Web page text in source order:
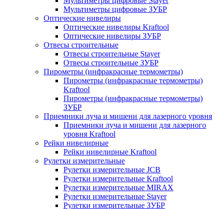
Мультиметры цифровые ЗУБР
Оптические нивелиры
Оптические нивелиры Kraftool
Оптические нивелиры ЗУБР
Отвесы строительные
Отвесы строительные Stayer
Отвесы строительные ЗУБР
Пирометры (инфракрасные термометры)
Пирометры (инфракрасные термометры)
Kraftool
Пирометры (инфракрасные термометры)
ЗУБР
Приемники луча и мишени для лазерного уровня
Приемники луча и мишени для лазерного
уровня Kraftool
Рейки нивелирные
Рейки нивелирные Kraftool
Рулетки измерительные
Рулетки измерительные JCB
Рулетки измерительные Kraftool
Рулетки измерительные MIRAX
Рулетки измерительные Stayer
Рулетки измерительные ЗУБР